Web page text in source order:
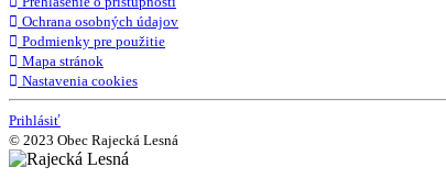
Ochrana osobných údajov
Podmienky pre použitie
Mapa stránok
Nastavenia cookies
Prihlásiť
© 2023 Obec Rajecká Lesná